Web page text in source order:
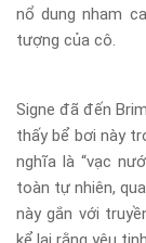
nổ dung nham
tượng của cô.
Signe đã đến
thấy bể bơi này
nghĩa là “vạc
toàn tự nhiên,
này gắn với